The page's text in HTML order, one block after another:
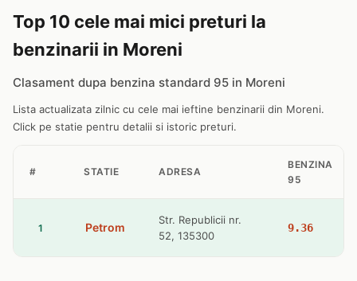
Top 10 cele mai mici preturi la
benzinarii in Moreni
Clasament dupa benzina standard 95 in Moreni
Lista actualizata zilnic cu cele mai ieftine benzinarii din Moreni.
Click pe statie pentru detalii si istoric preturi.
# STATIE ADRESA
BENZINA
95
1 Petrom
Str. Republicii nr.
52, 135300
9.36